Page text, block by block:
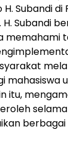
Subandi
Subandi
memahami
mahasiswa
itu,